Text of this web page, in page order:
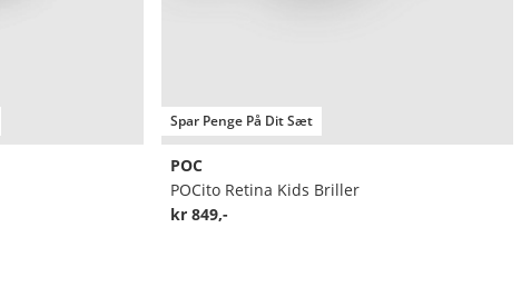
Spar Penge På Dit Sæt
POC
POCito Retina Kids Briller
kr 849,-